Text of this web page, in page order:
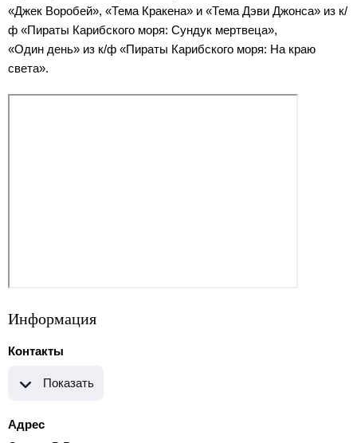
«Джек Воробей», «Тема Кракена» и «Тема Дэви Джонса» из к/
ф «Пираты Карибского моря: Сундук мертвеца»,
«Один день» из к/ф «Пираты Карибского моря: На краю
света».
Информация
Контакты
Показать
Адрес